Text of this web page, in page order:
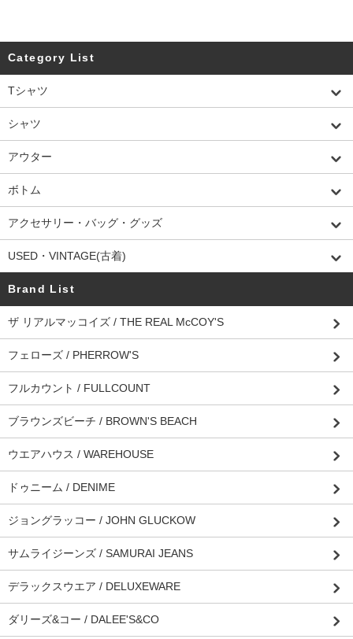
Category List
Tシャツ
シャツ
アウター
ボトム
アクセサリー・バッグ・グッズ
USED・VINTAGE(古着)
Brand List
ザ リアルマッコイズ / THE REAL McCOY'S
フェローズ / PHERROW'S
フルカウント / FULLCOUNT
ブラウンズビーチ / BROWN'S BEACH
ウエアハウス / WAREHOUSE
ドゥニーム / DENIME
ジョングラッコー / JOHN GLUCKOW
サムライジーンズ / SAMURAI JEANS
デラックスウエア / DELUXEWARE
ダリーズ&コー / DALEE'S&CO